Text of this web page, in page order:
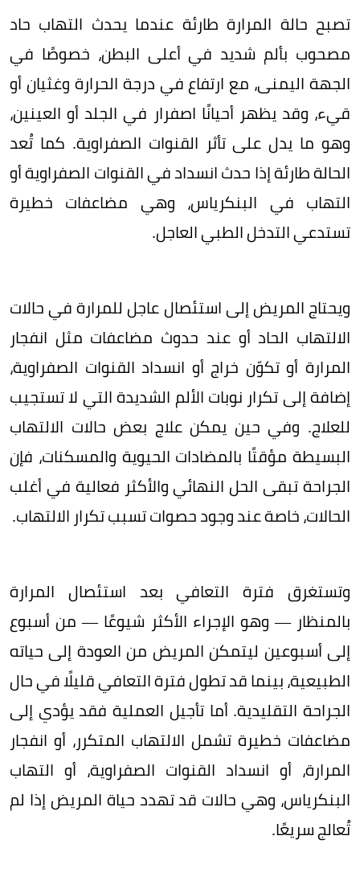
تصبح حالة المرارة طارئة عندما يحدث التهاب حاد
مصحوب بألم شديد في أعلى البطن، خصوصًا في
الجهة اليمنى، مع ارتفاع في درجة الحرارة وغثيان أو
قيء، وقد يظهر أحيانًا اصفرار في الجلد أو العينين،
وهو ما يدل على تأثر القنوات الصفراوية. كما تُعد
الحالة طارئة إذا حدث انسداد في القنوات الصفراوية أو
التهاب في البنكرياس، وهي مضاعفات خطيرة
تستدعي التدخل الطبي العاجل.
ويحتاج المريض إلى استئصال عاجل للمرارة في حالات
الالتهاب الحاد أو عند حدوث مضاعفات مثل انفجار
المرارة أو تكوّن خراج أو انسداد القنوات الصفراوية،
إضافة إلى تكرار نوبات الألم الشديدة التي لا تستجيب
للعلاج. وفي حين يمكن علاج بعض حالات الالتهاب
البسيطة مؤقتًا بالمضادات الحيوية والمسكنات، فإن
الجراحة تبقى الحل النهائي والأكثر فعالية في أغلب
الحالات، خاصة عند وجود حصوات تسبب تكرار الالتهاب.
وتستغرق فترة التعافي بعد استئصال المرارة
بالمنظار — وهو الإجراء الأكثر شيوعًا — من أسبوع
إلى أسبوعين ليتمكن المريض من العودة إلى حياته
الطبيعية، بينما قد تطول فترة التعافي قليلًا في حال
الجراحة التقليدية. أما تأجيل العملية فقد يؤدي إلى
مضاعفات خطيرة تشمل الالتهاب المتكرر، أو انفجار
المرارة، أو انسداد القنوات الصفراوية، أو التهاب
البنكرياس، وهي حالات قد تهدد حياة المريض إذا لم
تُعالج سريعًا.